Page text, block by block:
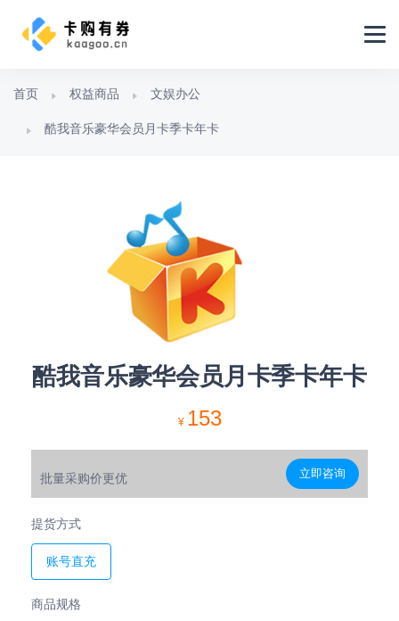
首页 权益商品 文娱办公
酷我音乐豪华会员月卡季卡年卡
酷我音乐豪华会员月卡季卡年卡
¥ 153
批量采购价更优 立即咨询
提货方式
账号直充
商品规格